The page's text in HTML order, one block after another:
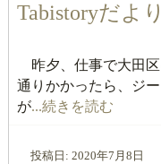
Tabistoryだよ
昨夕、仕事で大田区
通りかかったら、ジ
が...続きを読む
投稿日: 2020年7月8日